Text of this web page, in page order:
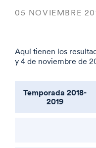
05 NOVIEMBRE
Aquí tienen los
y 4 de noviembre de
Temporada 2018-
2019